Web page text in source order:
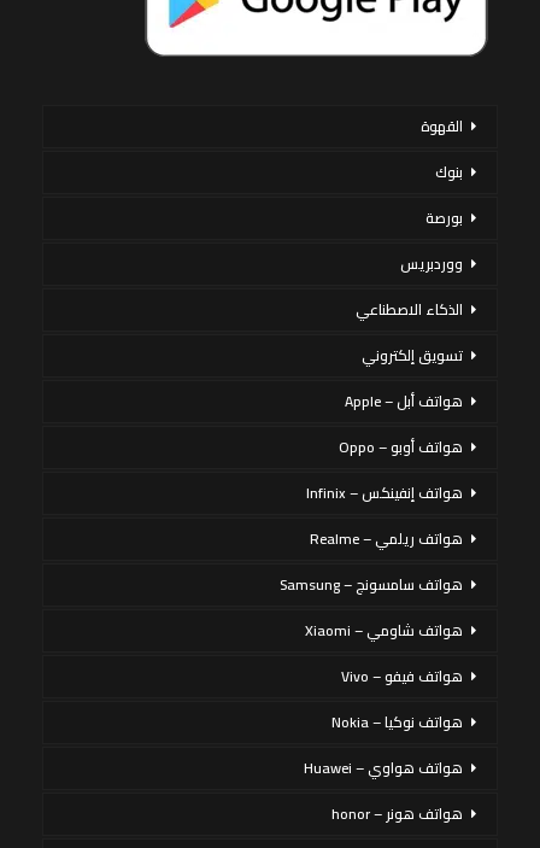
القهوة
بنوك
بورصة
ووردبريس
الذكاء الاصطناعي
تسويق إلكتروني
هواتف أبل – Apple
هواتف أوبو – Oppo
هواتف إنفينكس – Infinix
هواتف ريلمي – Realme
هواتف سامسونج – Samsung
هواتف شاومي – Xiaomi
هواتف فيفو – Vivo
هواتف نوكيا – Nokia
هواتف هواوي – Huawei
هواتف هونر – honor